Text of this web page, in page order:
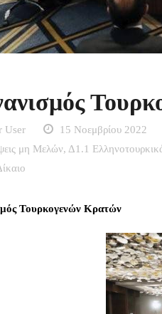
User
15 Νοεμβρίου 2022
μη Μελών, Δ1.1
Τουρκογενών Κρατών